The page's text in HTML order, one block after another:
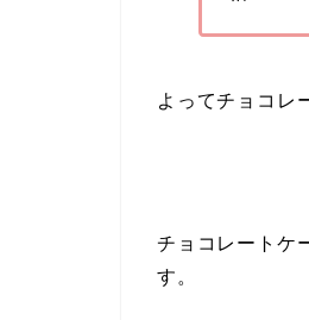
よってチョコレ
チョコレートケ
す。